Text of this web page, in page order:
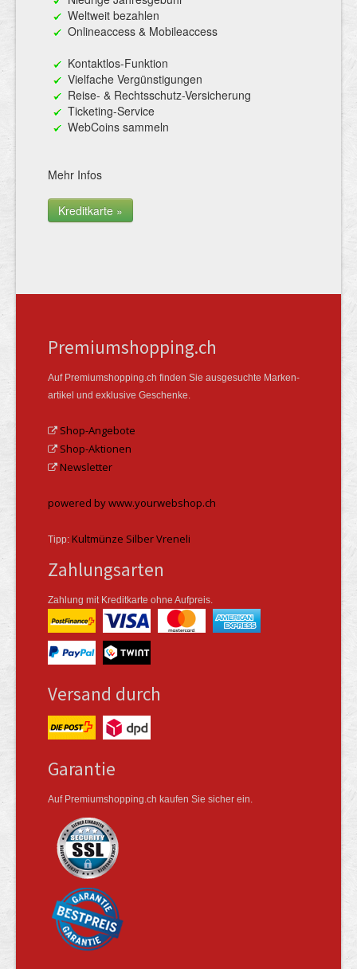
Weltweit bezahlen
Onlineaccess & Mobileaccess
Kontaktlos-Funktion
Vielfache Vergünstigungen
Reise- & Rechtsschutz-Versicherung
Ticketing-Service
WebCoins sammeln
Mehr Infos
Kreditkarte »
Premiumshopping.ch
Auf Premiumshopping.ch finden Sie ausgesuchte Marken­
artikel und exklusive Geschenke.
Shop-Angebote
Shop-Aktionen
Newsletter
powered by www.yourwebshop.ch
Tipp: Kultmünze Silber Vreneli
Zahlungsarten
Zahlung mit Kreditkarte ohne Aufpreis.
Versand durch
Garantie
Auf Premiumshopping.ch kaufen Sie sicher ein.